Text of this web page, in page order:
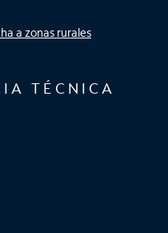
a zonas rurales
TÉCNICA